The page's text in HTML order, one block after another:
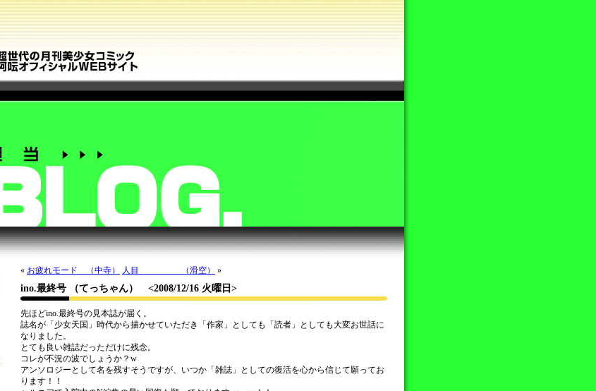
« お疲れモード （中寺） 人目 （滑空） »
ino.最終号 （てっちゃん） <2008/12/16 火曜日>
先ほどino.最終号の見本誌が届く。
誌名が「少女天国」時代から描かせていただき「作家」としても「読者」としても大変お世話に
なりました。
とても良い雑誌だっただけに残念。
コレが不況の波でしょうか？w
アンソロジーとして名を残すそうですが、いつか「雑誌」としての復活を心から信じて願ってお
ります！！